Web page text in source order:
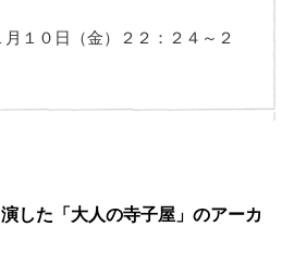
日（金）２２：２４～２
した「大人の寺子屋」のアーカ